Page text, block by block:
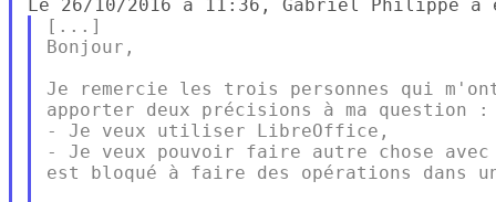
[...]
Bonjour,
Je remercie les trois personnes qui
apporter deux précisions à ma question :
- Je veux utiliser LibreOffice,
- Je veux pouvoir faire autre chose
est bloqué à faire des opérations dans